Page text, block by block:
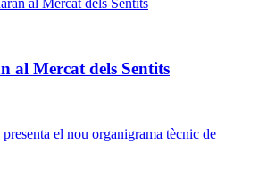
al Mercat dels Sentits